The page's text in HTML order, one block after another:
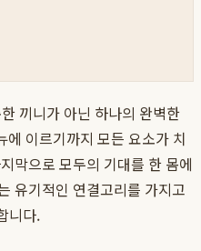
끼니가 아닌 하나의 완벽한
이르기까지 모든 요소가 치
막으로 모두의 기대를 한 몸에
유기적인 연결고리를 가지고
니다.